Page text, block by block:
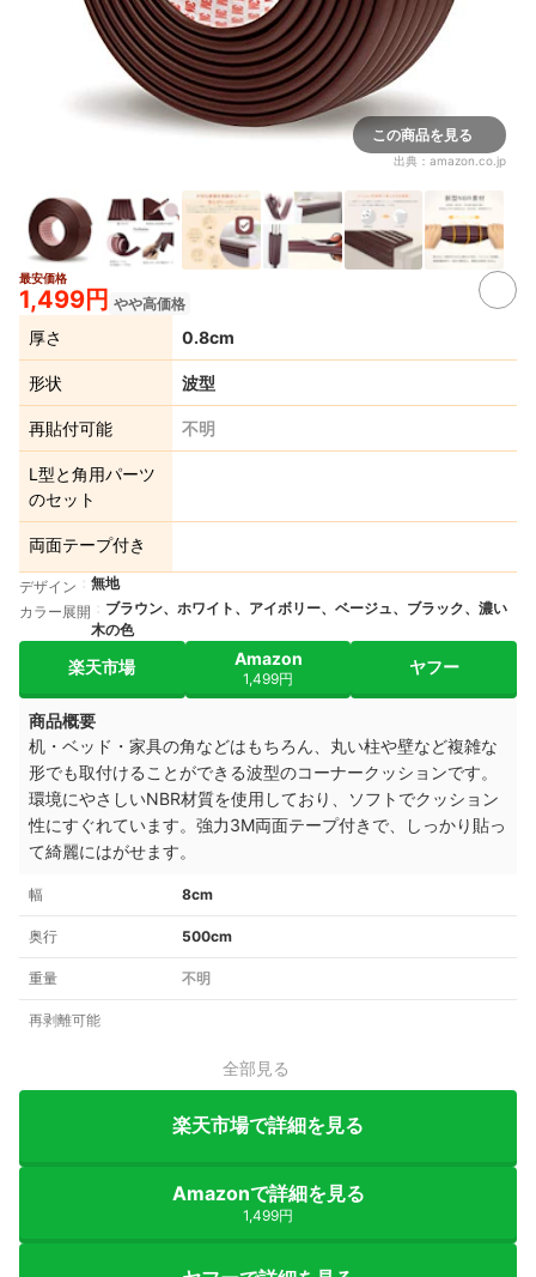
この商品を見る
出典： amazon.co.jp
最安価格
1,499円 やや高価格
厚さ 0.8cm
形状 波型
再貼付可能 不明
L型と角用パーツ
のセット
両面テープ付き
デザイン
無地
カラー展開
ブラウン、ホワイト、アイボリー、ベージュ、ブラック、濃い
木の色
楽天市場 Amazon
1,499円
ヤフー
商品概要
机・ベッド・家具の角などはもちろん、丸い柱や壁など複雑な
形でも取付けることができる波型のコーナークッションです。
環境にやさしいNBR材質を使用しており、ソフトでクッション
性にすぐれています。強力3M両面テープ付きで、しっかり貼っ
て綺麗にはがせます。
幅 8cm
奥行 500cm
重量 不明
再剥離可能
全部見る
楽天市場で詳細を見る
Amazonで詳細を見る
1,499円